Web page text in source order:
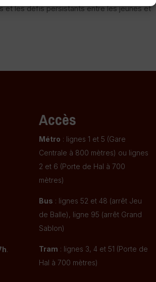
et les défis persistants entre les jeunes et
.
Accès
Métro : lignes 1 et 5 (Gare
Centrale à 800 mètres) ou lignes
2 et 6 (Porte de Hal à 700
mètres)
Bus : lignes 52 et 48 (arrêt Jeu
de Balle), ligne 95 (arrêt Grand
Sablon)
Tram : lignes 3, 4 et 51 (Porte de
Hal à 700 mètres)